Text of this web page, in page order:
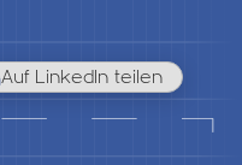
Auf LinkedIn teilen